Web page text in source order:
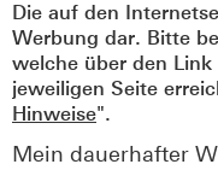
Die auf den
Werbung dar. Bitte
welche über den Link
jeweiligen Seite
Hinweise".
Mein dauerhafter